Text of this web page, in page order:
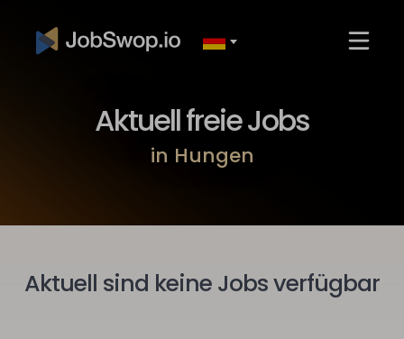
Aktuell freie Jobs
in Hungen
Aktuell sind keine Jobs verfügbar